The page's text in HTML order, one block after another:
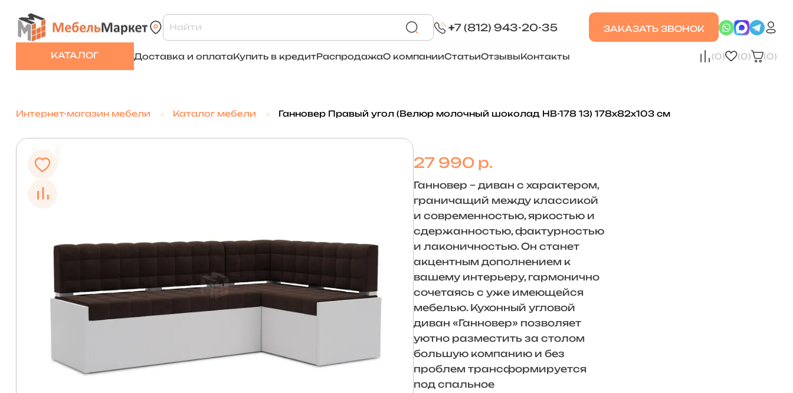
+7 (812) 943-20-35 ЗАКАЗАТЬ ЗВОНОК
КАТАЛОГ Доставка и оплатаКупить в кредитРаспродажаО компанииСтатьиОтзывыКонтакты (0) (0) (0)
Интернет-магазин мебели Каталог мебели Ганновер Правый угол (Велюр молочный шоколад НВ-178 13) 178х82х103 см
27 990 р.
Ганновер – диван с характером,
граничащий между классикой
и современностью, яркостью и
сдержанностью, фактурностью
и лаконичностью. Он станет
акцентным дополнением к
вашему интерьеру, гармонично
сочетаясь с уже имеющейся
мебелью. Кухонный угловой
диван «Ганновер» позволяет
уютно разместить за столом
большую компанию и без
проблем трансформируется
под спальное